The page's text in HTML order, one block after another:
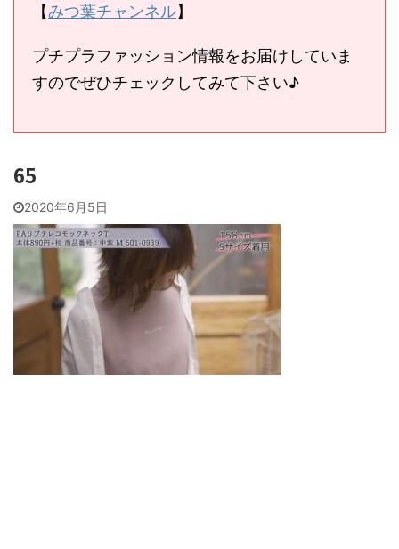
【みつ葉チャンネル】
プチプラファッション情報をお届けしていま
すのでぜひチェックしてみて下さい♪
65
2020年6月5日